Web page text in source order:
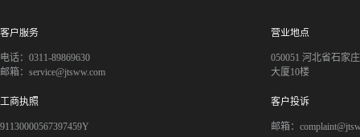
客户服务
电话：0311-89869630
邮箱：service@jtsww.com
营业地点
050051 河北省石家
大厦10楼
工商执照
91130000567397459Y
客户投诉
邮箱：